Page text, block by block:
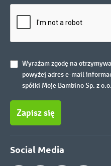
Wyrażam zgodę na
powyżej adres e-mail
spółki Moje Bambino Sp. z o.o.
Zapisz się
Social Media